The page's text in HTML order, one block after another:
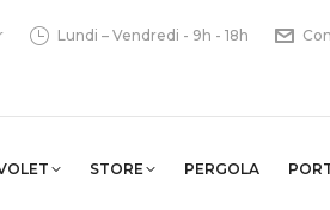
Lundi – Vendredi - 9h - 18h
STORE PERGOLA